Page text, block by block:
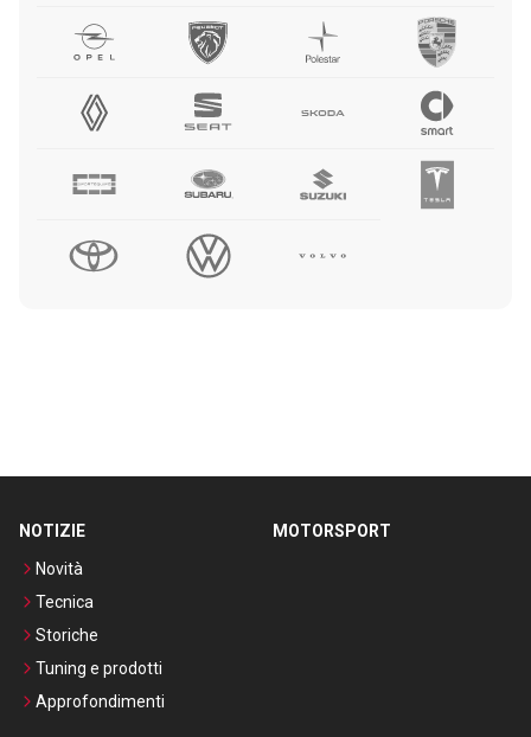
NOTIZIE
Novità
Tecnica
Storiche
Tuning e prodotti
Approfondimenti
MOTORSPORT